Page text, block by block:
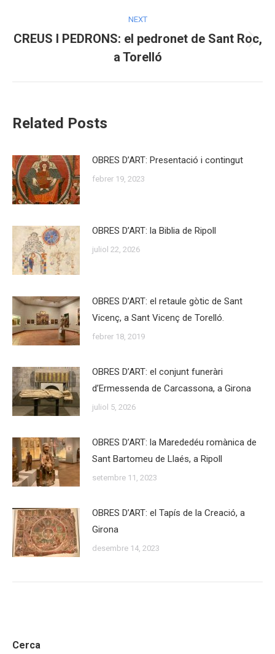
NEXT
Next
post:
CREUS I PEDRONS: el pedronet de Sant Roc,
a Torelló
Related Posts
OBRES D’ART: Presentació i contingut
febrer 19, 2023
OBRES D’ART: la Biblia de Ripoll
juliol 22, 2026
OBRES D’ART: el retaule gòtic de Sant
Vicenç, a Sant Vicenç de Torelló.
febrer 18, 2019
OBRES D’ART: el conjunt funeràri
d’Ermessenda de Carcassona, a Girona
juliol 5, 2026
OBRES D’ART: la Marededéu romànica de
Sant Bartomeu de Llaés, a Ripoll
setembre 11, 2023
OBRES D’ART: el Tapís de la Creació, a
Girona
desembre 14, 2023
Cerca